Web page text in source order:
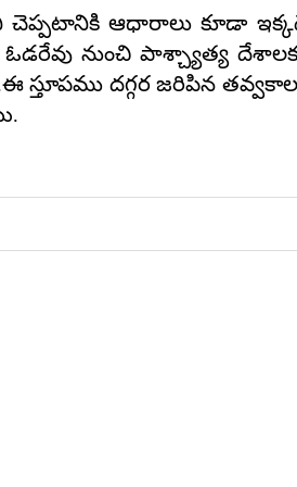
ఆధారాలు కూడా
ఓడరేవు నుంచి పాశ్చ్యాత్య
దగ్గర జరిపిన